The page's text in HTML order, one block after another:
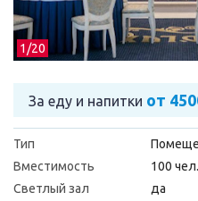
1/20
За еду и напитки от
Тип
Вместимость
100 чел.
Светлый зал
да